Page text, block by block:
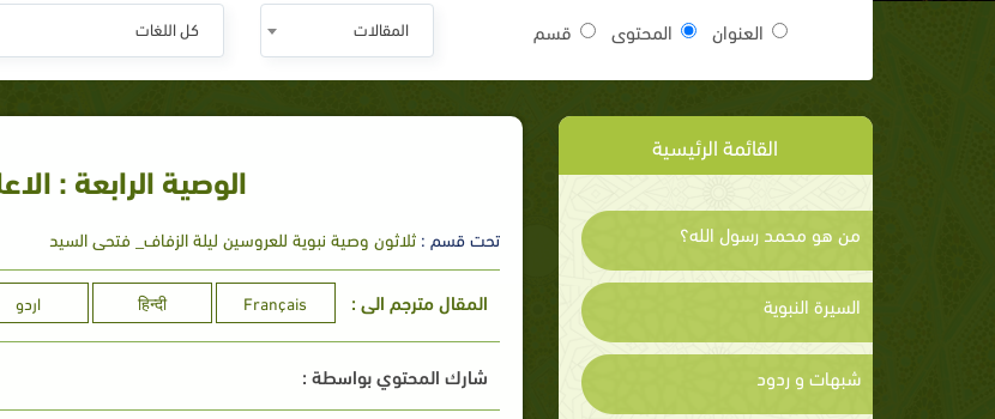
العنوان المحتوى قسم المقالات كل اللغات
القائمة الرئيسية
من هو محمد رسول الله؟
السيرة النبوية
شبهات و ردود
الوصية الرابعة :
تحت قسم :ثلاثون وصية نبوية للعروسين ليلة الزفاف_ فتحى السيد
المقال مترجم الى : Français
हिन्दी اردو
شارك المحتوي بواسطة :